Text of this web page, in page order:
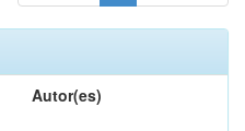
Autor(es)